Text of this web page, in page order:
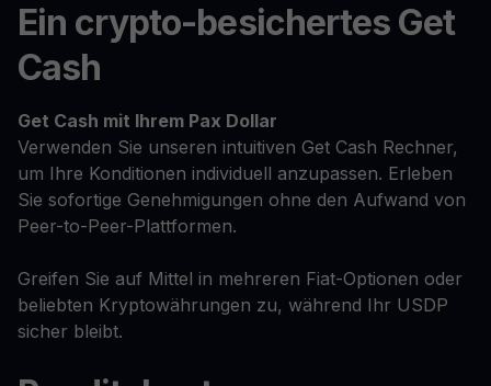
Ein crypto-besichertes Get
Cash
Get Cash mit Ihrem Pax Dollar
Verwenden Sie unseren intuitiven Get Cash Rechner,
um Ihre Konditionen individuell anzupassen. Erleben
Sie sofortige Genehmigungen ohne den Aufwand von
Peer-to-Peer-Plattformen.
Greifen Sie auf Mittel in mehreren Fiat-Optionen oder
beliebten Kryptowährungen zu, während Ihr USDP
sicher bleibt.